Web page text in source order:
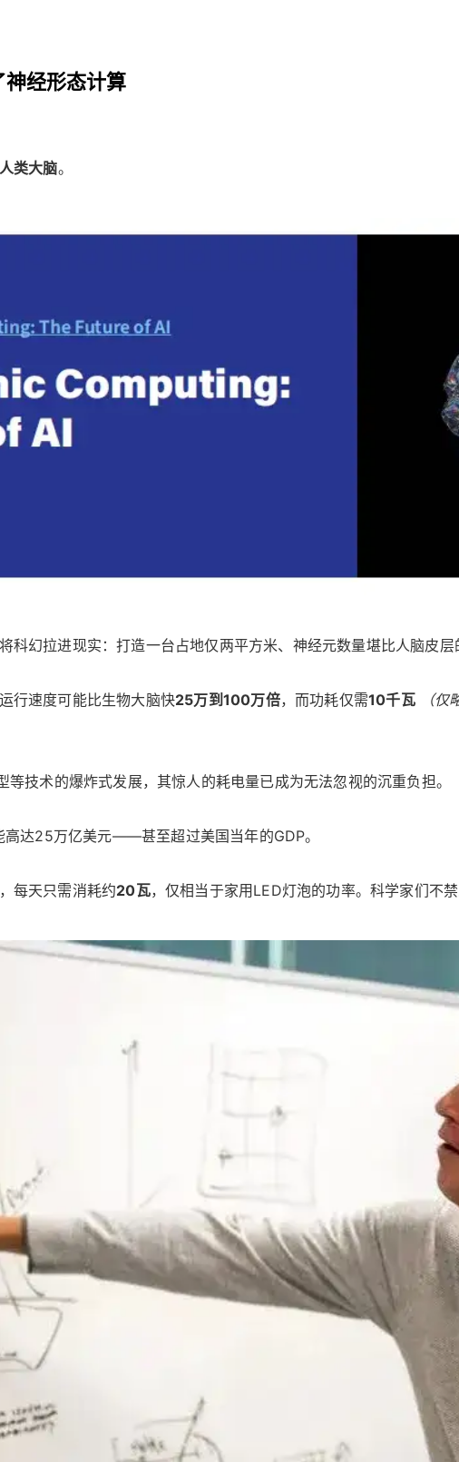
经形态计算
类大脑。
幻拉进现实：打造一台占地仅两平方米、神经元数量堪比人脑皮层
行速度可能比生物大脑快25万到100万倍，而功耗仅需10千瓦 （
技术的爆炸式发展，其惊人的耗电量已成为无法忽视的沉重负担。
达25万亿美元——甚至超过美国当年的GDP。
每天只需消耗约20瓦，仅相当于家用LED灯泡的功率。科学家们不禁